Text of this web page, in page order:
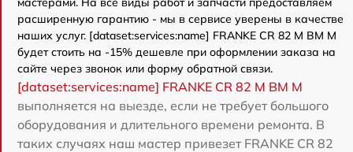
расширенную гарантию - мы в сервисе уверены в качестве
наших услуг. [dataset:services:name] FRANKE CR 82 M BM M
будет стоить на -15% дешевле при оформлении заказа на
сайте через звонок или форму обратной связи.
[dataset:services:name] FRANKE CR 82 M BM M
выполняется на выезде, если не требует большого
оборудования и длительного времени ремонта. В
таких случаях наш мастер привезет FRANKE CR 82